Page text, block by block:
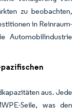
zu beobachten,
in Reinraum-
Automobilindustrie
aus. Jede
Seile, was den